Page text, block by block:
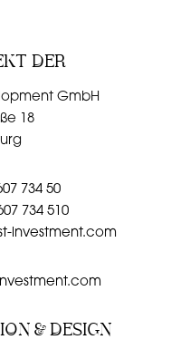
DER
GmbH
18
734 50
734 510
investment.com
& DESIGN